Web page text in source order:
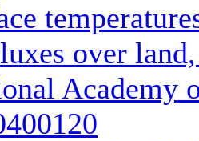
over
Academy